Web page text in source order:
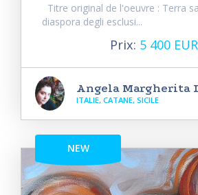
Titre original de l'oeuvre : Terra
diaspora degli esclusi...
Prix: 5 400 EUR
Angela Margherita
ITALIE, CATANE, SICILE
NEW